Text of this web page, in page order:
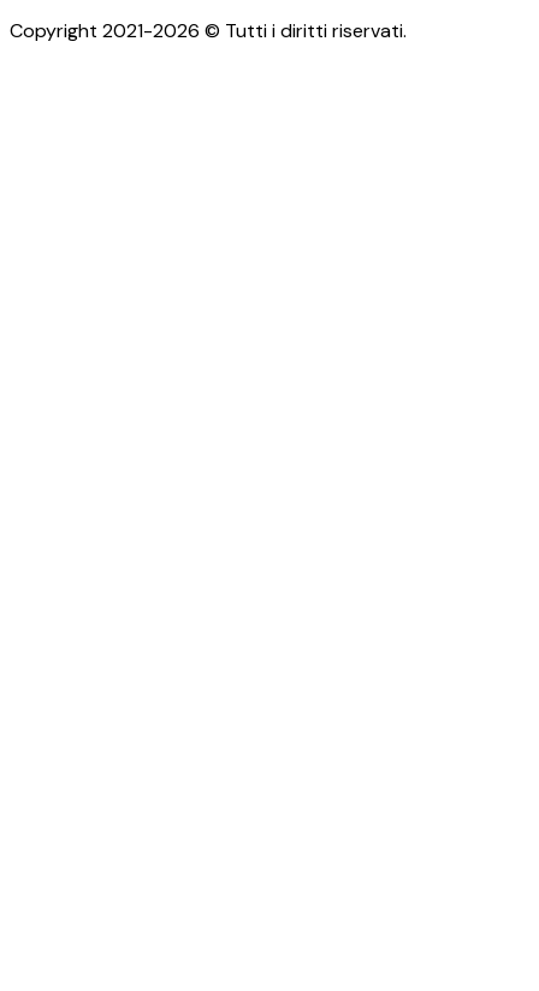
Copyright 2021-2026 © Tutti i diritti riservati.